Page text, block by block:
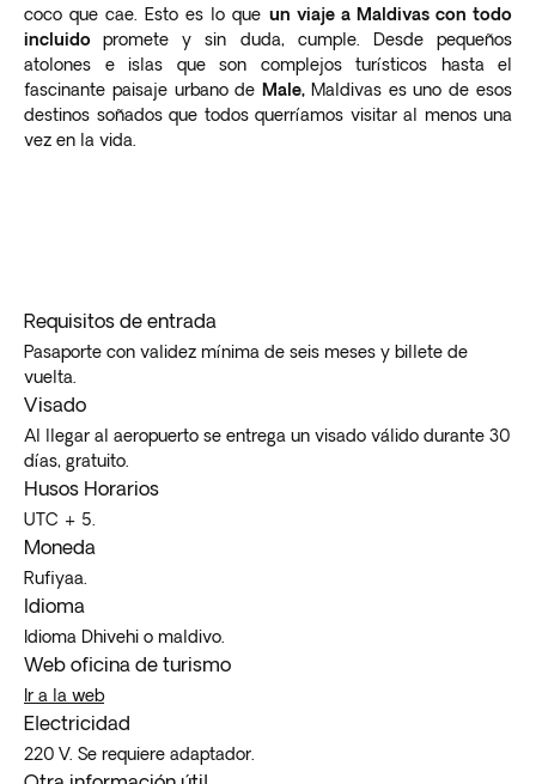
coco que cae. Esto es lo que un viaje a Maldivas con todo
incluidopromete y sin duda, cumple. Desde pequeños
atolones e islas que son complejos turísticos hasta el
fascinante paisaje urbano de Male, Maldivas es uno de esos
destinos soñados que todos querríamos visitar al menos una
vez en la vida.
Requisitos de entrada
Pasaporte con validez mínima de seis meses y billete de
vuelta.
Visado
Al llegar al aeropuerto se entrega un visado válido durante 30
días, gratuito.
Husos Horarios
UTC + 5.
Moneda
Rufiyaa.
Idioma
Idioma Dhivehi o maldivo.
Web oficina de turismo
Ir a la web
Electricidad
220 V. Se requiere adaptador.